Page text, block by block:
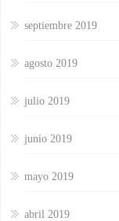
septiembre 2019
agosto 2019
julio 2019
junio 2019
mayo 2019
abril 2019